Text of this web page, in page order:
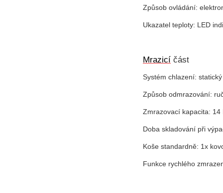
Způsob ovládání:
Ukazatel teploty: LED
Mrazicí část
Systém chlazení: statický
Způsob odmrazování:
Zmrazovací kapacita: 14
Doba skladování při
Koše standardně: 1x
Funkce rychlého